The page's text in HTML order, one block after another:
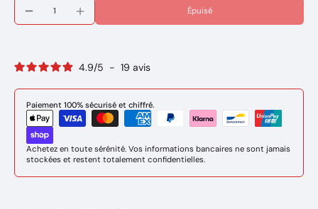
Épuisé
4.9/5 - 19 avis
Paiement 100% sécurisé et chiffré.
Achetez en toute sérénité. Vos informations bancaires ne sont jamais
stockées et restent totalement confidentielles.